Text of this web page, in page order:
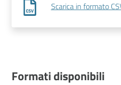
Scarica in formato
Formati disponibili